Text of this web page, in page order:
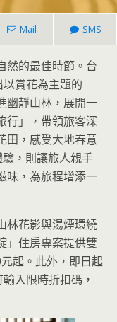
Mail SMS
然的最佳時節。台
賞花為主題的
幽靜山林，展開一
行」，帶領旅客深
，感受大地春意
驗，則讓旅人親手
味，為旅程增添一
林花影與湯煙環繞
」住房專案提供雙
起。此外，即日起
入限時折扣碼，